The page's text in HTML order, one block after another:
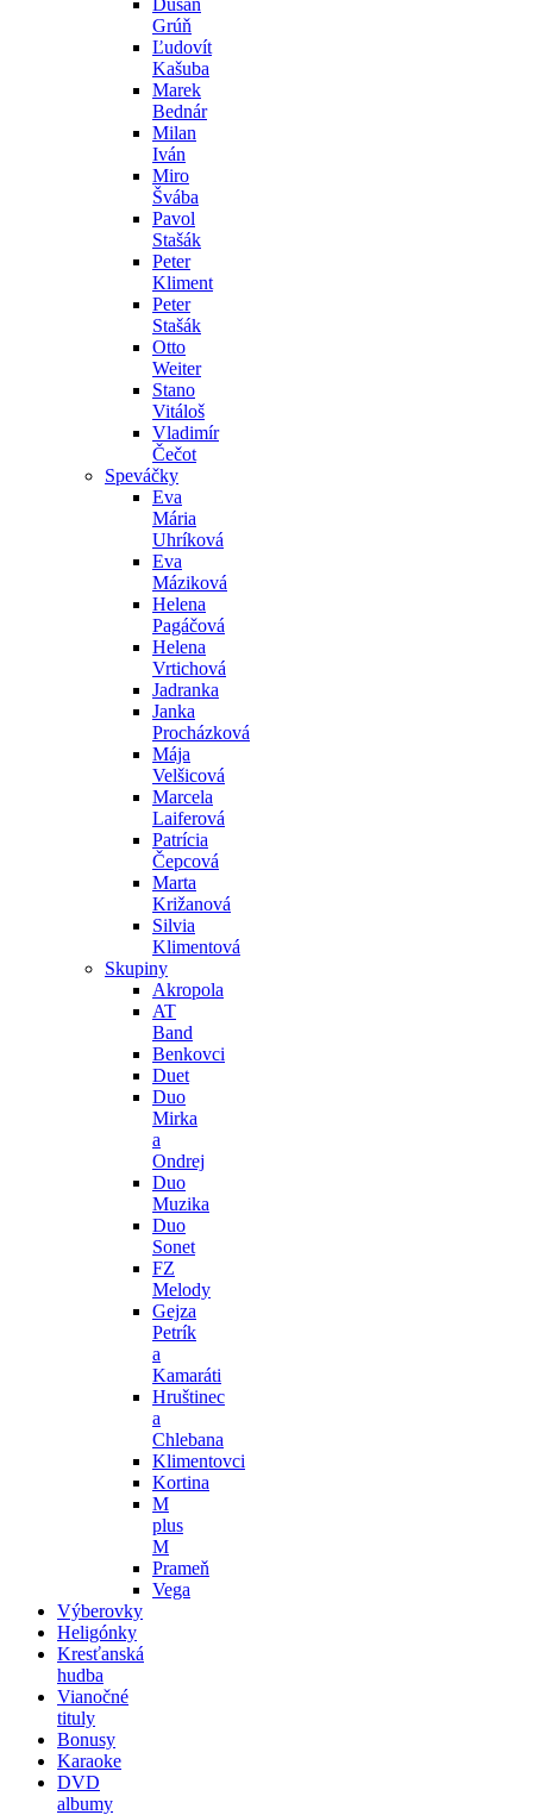
Grúň
Ľudovít
Kašuba
Marek
Bednár
Milan
Iván
Miro
Švába
Pavol
Stašák
Peter
Kliment
Peter
Stašák
Otto
Weiter
Stano
Vitáloš
Vladimír
Čečot
Speváčky
Eva
Mária
Uhríková
Eva
Máziková
Helena
Pagáčová
Helena
Vrtichová
Jadranka
Janka
Procházková
Mája
Velšicová
Marcela
Laiferová
Patrícia
Čepcová
Marta
Križanová
Silvia
Klimentová
Skupiny
Akropola
AT
Band
Benkovci
Duet
Duo
Mirka
a
Ondrej
Duo
Muzika
Duo
Sonet
FZ
Melody
Gejza
Petrík
a
Kamaráti
Hruštinec
a
Chlebana
Klimentovci
Kortina
M
plus
M
Prameň
Vega
Výberovky
Heligónky
Kresťanská
hudba
Vianočné
tituly
Bonusy
Karaoke
DVD
albumy